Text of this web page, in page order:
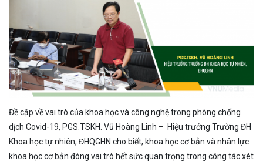
Đề cập về vai trò của khoa học và công nghệ trong phòng chống
dịch Covid-19, PGS.TSKH. Vũ Hoàng Linh – Hiệu trưởng Trường ĐH
Khoa học tự nhiên, ĐHQGHN cho biết, khoa học cơ bản và nhân lực
khoa học cơ bản đóng vai trò hết sức quan trọng trong công tác xét